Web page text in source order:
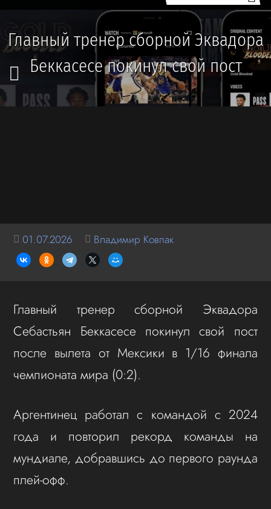
Главный тренер сборной Эквадора
Беккасесе покинул свой пост
01.07.2026 Владимир Ковпак
Главный тренер сборной Эквадора
Себастьян Беккасесе покинул свой пост
после вылета от Мексики в 1/16 финала
чемпионата мира (0:2).
Аргентинец работал с командой с 2024
года и повторил рекорд команды на
мундиале, добравшись до первого раунда
плей-офф.